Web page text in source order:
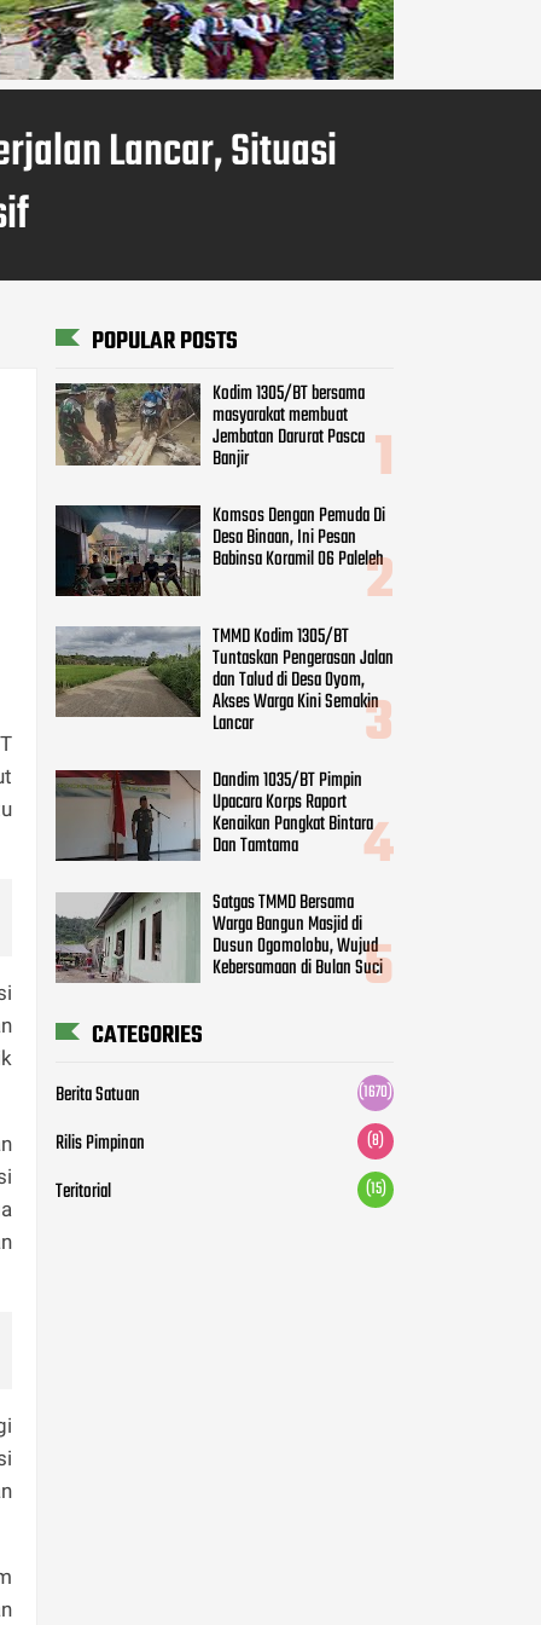
Lancar, Situasi
POPULAR POSTS
Kodim 1305/BT bersama
masyarakat membuat
Jembatan Darurat Pasca
Banjir
Komsos Dengan Pemuda Di
Desa Binaan, Ini Pesan
Babinsa Koramil 06 Paleleh
TMMD Kodim 1305/BT
Tuntaskan Pengerasan Jalan
dan Talud di Desa Oyom,
Akses Warga Kini Semakin
Lancar
Dandim 1035/BT Pimpin
Upacara Korps Raport
Kenaikan Pangkat Bintara
Dan Tamtama
Satgas TMMD Bersama
Warga Bangun Masjid di
Dusun Ogomolobu, Wujud
Kebersamaan di Bulan Suci
CATEGORIES
Berita Satuan (1670)
Rilis Pimpinan (8)
Teritorial (15)